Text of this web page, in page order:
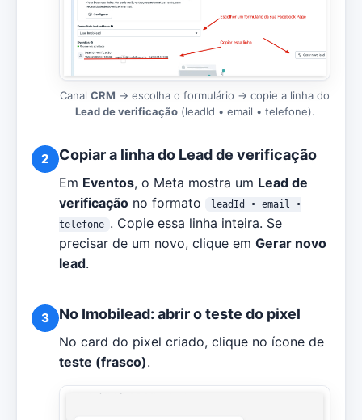
Canal CRM → escolha o formulário → copie a linha do
Lead de verificação(leadId • email • telefone).
2 Copiar a linha do Lead de verificação
Em Eventos, o Meta mostra um Lead de
verificação no formato
leadId • email •
telefone . Copie essa linha inteira. Se
precisar de um novo, clique em Gerar novo
lead.
3 No Imobilead: abrir o teste do pixel
No card do pixel criado, clique no ícone de
teste (frasco).